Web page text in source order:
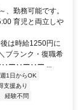
勤務可能です。
育児と両立しや
は時給1250円に
ブランク・復職希
ー‥ー‥ー ...
週1日からOK
支援あり
経験不問